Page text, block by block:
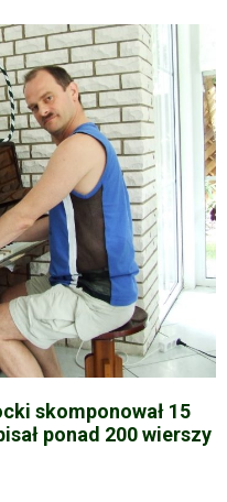
skomponował 15
ponad 200 wierszy